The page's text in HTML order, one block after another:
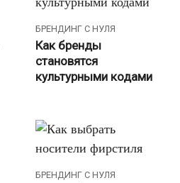
БРЕНДИНГ С НУЛЯ
Как бренды
становятся
культурными кодами
БРЕНДИНГ С НУЛЯ